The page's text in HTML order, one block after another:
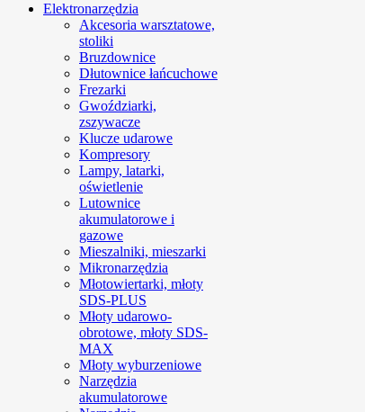
Elektronarzędzia
Akcesoria warsztatowe,
stoliki
Bruzdownice
Dłutownice łańcuchowe
Frezarki
Gwoździarki,
zszywacze
Klucze udarowe
Kompresory
Lampy, latarki,
oświetlenie
Lutownice
akumulatorowe i
gazowe
Mieszalniki, mieszarki
Mikronarzędzia
Młotowiertarki, młoty
SDS-PLUS
Młoty udarowo-
obrotowe, młoty SDS-
MAX
Młoty wyburzeniowe
Narzędzia
akumulatorowe